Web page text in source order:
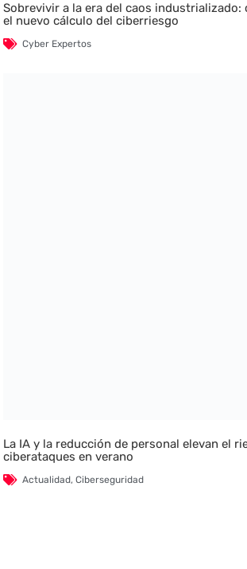
Sobrevivir a la era del caos industrializado:
el nuevo cálculo del ciberriesgo
Cyber Expertos
La IA y la reducción de personal elevan el
ciberataques en verano
Actualidad,Ciberseguridad